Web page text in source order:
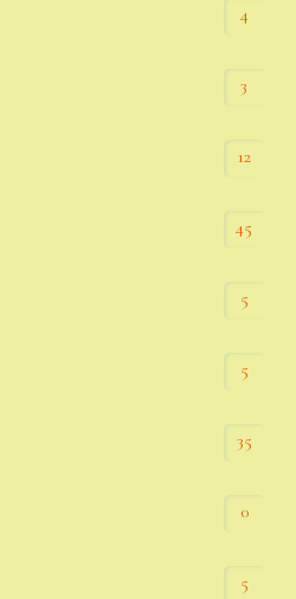
4
3
12
45
5
5
35
0
5